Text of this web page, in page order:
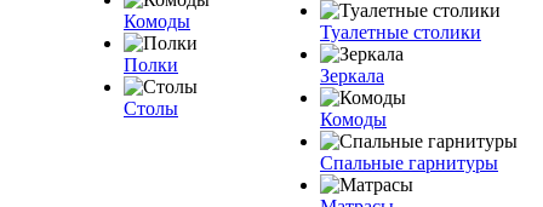
Комоды
Полки
Столы
Туалетные столики
Зеркала
Комоды
Спальные гарнитуры